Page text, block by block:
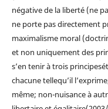
négative de la liberté (ne
ne porte pas directement
maximalisme moral
et non uniquement des
s’en tenir à trois
chacune tellequ’il
même; non-nuisance à